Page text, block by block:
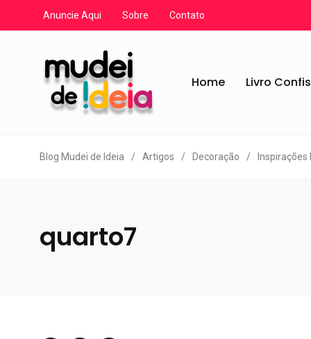
Anuncie Aqui Sobre Contato
Home Livro
Blog Mudei de Ideia / Artigos / Decoração /
quarto7